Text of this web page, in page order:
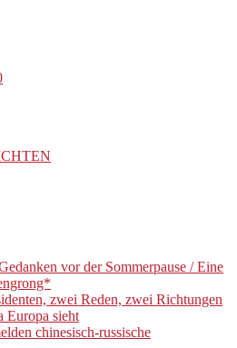
vor der Sommerpause / Eine
zwei Reden, zwei Richtungen
sieht
chinesisch-russische